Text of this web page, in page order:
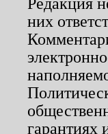
них
гарантиях